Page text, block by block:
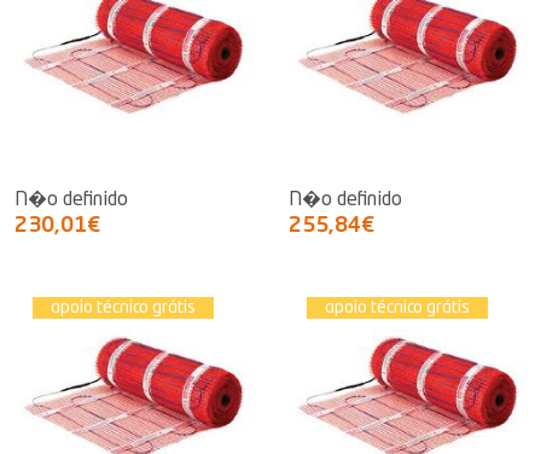
N�o definido
230,01€
N�o definido
255,84€
apoio técnico grátis apoio técnico grátis